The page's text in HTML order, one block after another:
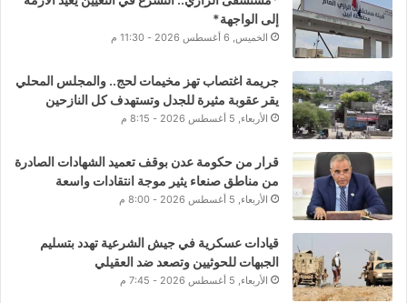
إلى الواجهة*
الخميس, 6 أغسطس 2026 - 11:30 م
جريمة اغتصاب تهز مخيمات لحج.. والمجلس المحلي
يقر عقوبة مثيرة للجدل وتستهدف كل النازحين
الأربعاء, 5 أغسطس 2026 - 8:15 م
قرار من حكومة عدن بوقف تعميد الشهادات الصادرة
من مناطق صنعاء يثير موجة انتقادات واسعة
الأربعاء, 5 أغسطس 2026 - 8:00 م
قيادات عسكرية في جيش الشرعية تهدد بتسليم
الجبهات للحوثيين وتصعد ضد العقيلي
الأربعاء, 5 أغسطس 2026 - 7:45 م